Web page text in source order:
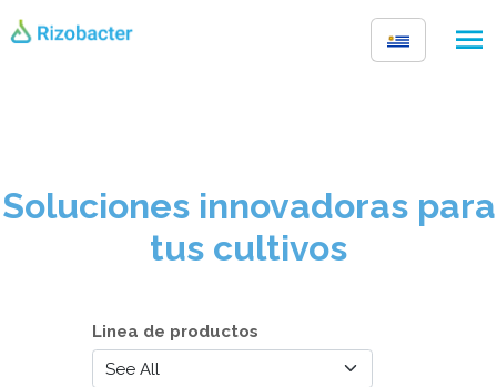
Soluciones innovadoras para
tus cultivos
Linea de productos